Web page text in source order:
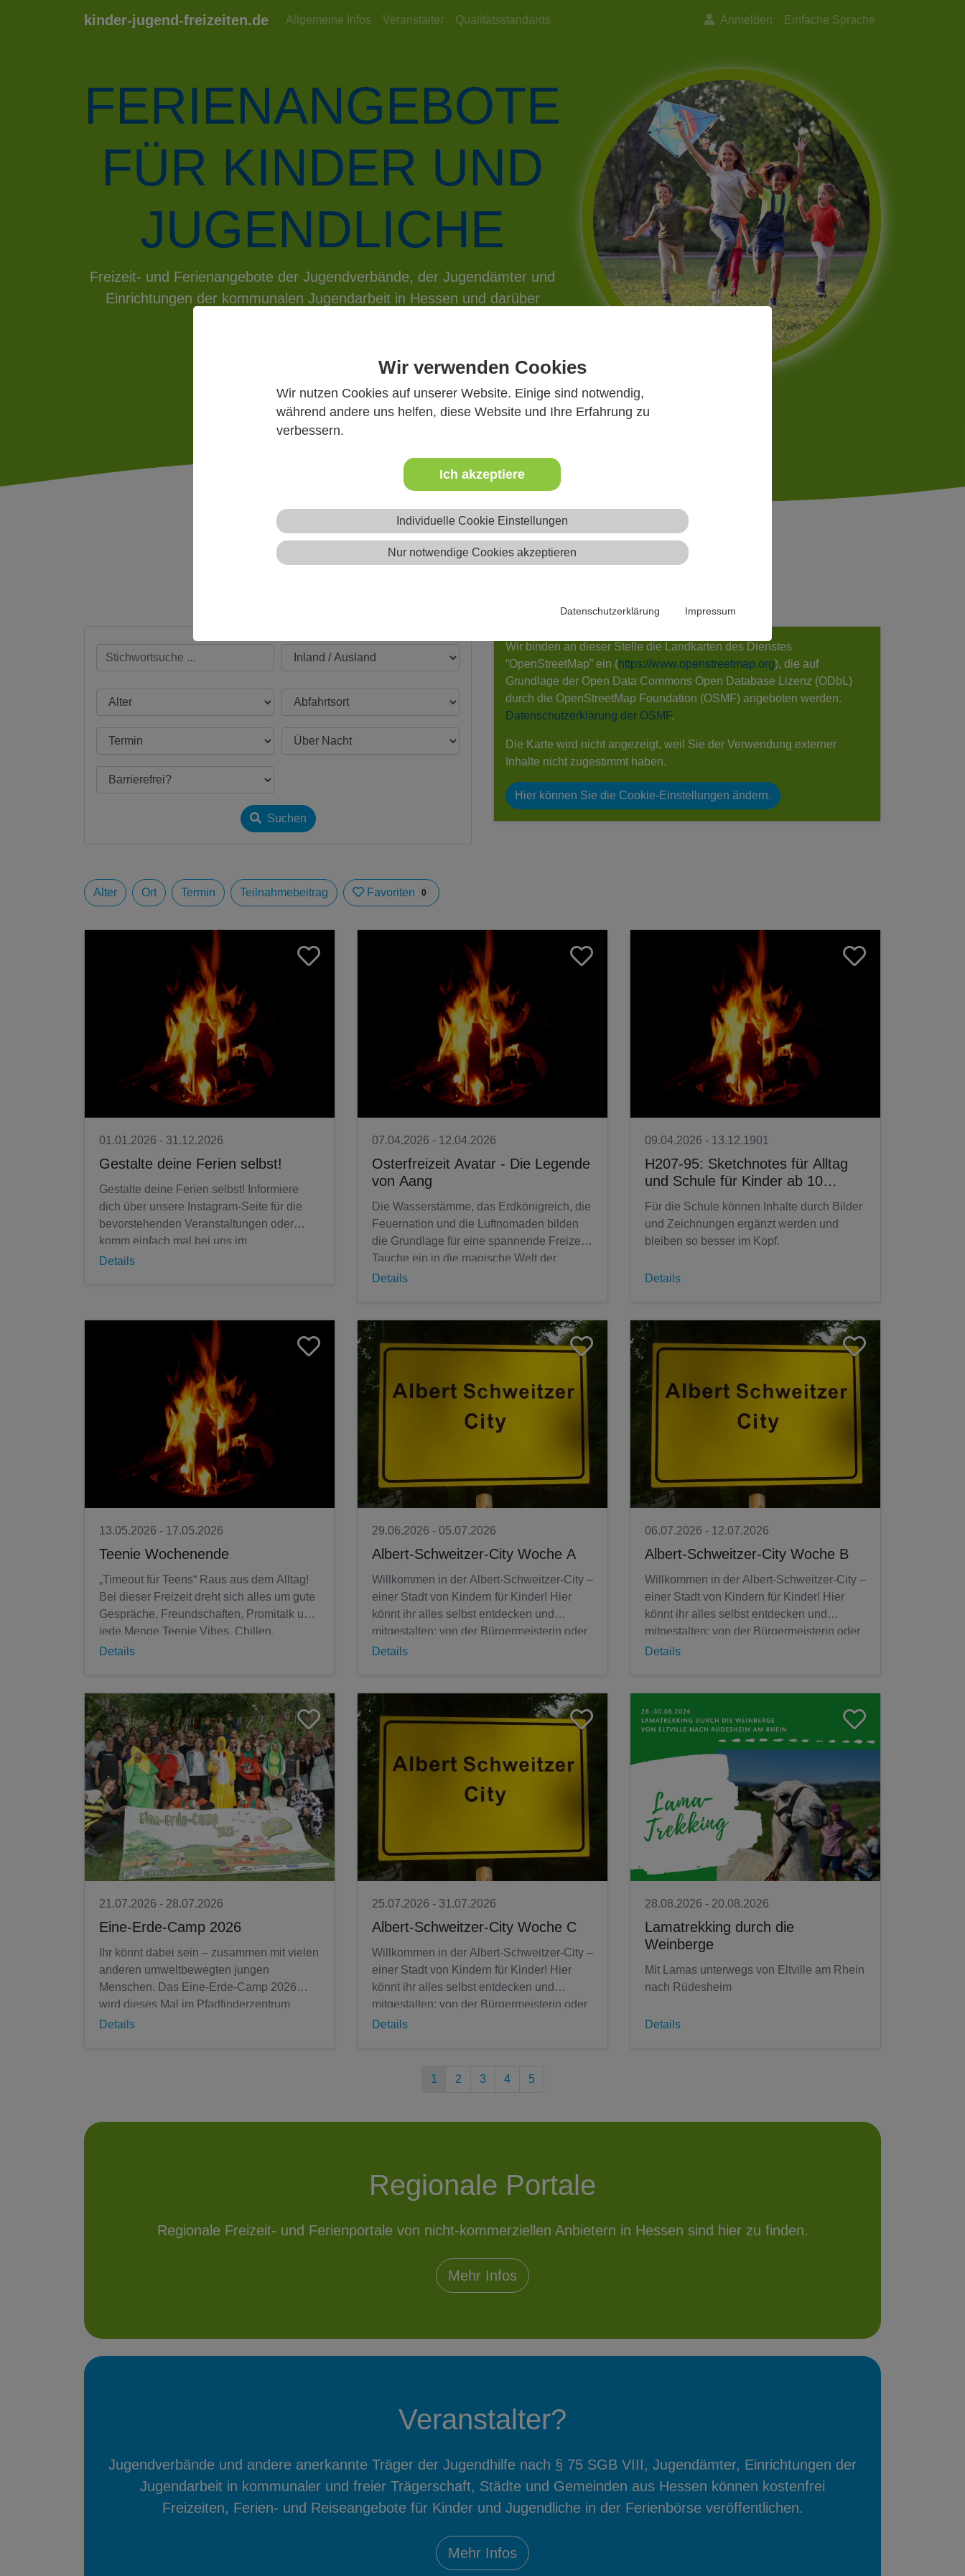
Wir verwenden Cookies
Wir nutzen Cookies auf unserer Website. Einige sind notwendig,
während andere uns helfen, diese Website und Ihre Erfahrung zu
verbessern.
Ich akzeptiere
Individuelle Cookie Einstellungen
Nur notwendige Cookies akzeptieren
Datenschutzerklärung Impressum
kinder-jugend-freizeiten.de Allgemeine Infos Veranstalter Qualitätsstandards Anmelden Einfache Sprache
FERIENANGEBOTE
FÜR KINDER UND
JUGENDLICHE
Freizeit- und Ferienangebote der Jugendverbände, der Jugendämter und
Einrichtungen der kommunalen Jugendarbeit in Hessen und darüber
Ferienfreizeiten
Suchen
Wir binden an dieser Stelle die Landkarten des Dienstes
“OpenStreetMap” ein (https://www.openstreetmap.org), die auf
Grundlage der Open Data Commons Open Database Lizenz (ODbL)
durch die OpenStreetMap Foundation (OSMF) angeboten werden.
Datenschutzerklärung der OSMF.
Die Karte wird nicht angezeigt, weil Sie der Verwendung externer
Inhalte nicht zugestimmt haben.
Hier können Sie die Cookie-Einstellungen ändern.
Alter Ort Termin Teilnahmebeitrag Favoriten 0
01.01.2026 - 31.12.2026
Gestalte deine Ferien selbst!
Gestalte deine Ferien selbst! Informiere
dich über unsere Instagram-Seite für die
bevorstehenden Veranstaltungen oder
komm einfach mal bei uns im
Jugendzentrum vorbei. Wir freuen uns auf
Details
07.04.2026 - 12.04.2026
Osterfreizeit Avatar - Die Legende
von Aang
Die Wasserstämme, das Erdkönigreich, die
Feuernation und die Luftnomaden bilden
die Grundlage für eine spannende Freizeit.
Tauche ein in die magische Welt der
Elemente und probiere dich aus. Lerne,...
Details
09.04.2026 - 13.12.1901
H207-95: Sketchnotes für Alltag
und Schule für Kinder ab 10
Jahren (junge vhs)
Für die Schule können Inhalte durch Bilder
und Zeichnungen ergänzt werden und
bleiben so besser im Kopf.
Details
13.05.2026 - 17.05.2026
Teenie Wochenende
„Timeout für Teens“ Raus aus dem Alltag!
Bei dieser Freizeit dreht sich alles um gute
Gespräche, Freundschaften, Promitalk und
jede Menge Teenie Vibes. Chillen,
quatschen, lachen und mit...
Details
29.06.2026 - 05.07.2026
Albert-Schweitzer-City Woche A
Willkommen in der Albert-Schweitzer-City –
einer Stadt von Kindern für Kinder! Hier
könnt ihr alles selbst entdecken und
mitgestalten: von der Bürgermeisterin oder
dem Bürgermeister über Gesetze und...
Details
06.07.2026 - 12.07.2026
Albert-Schweitzer-City Woche B
Willkommen in der Albert-Schweitzer-City –
einer Stadt von Kindern für Kinder! Hier
könnt ihr alles selbst entdecken und
mitgestalten: von der Bürgermeisterin oder
dem Bürgermeister über Gesetze und...
Details
21.07.2026 - 28.07.2026
Eine-Erde-Camp 2026
Ihr könnt dabei sein – zusammen mit vielen
anderen umweltbewegten jungen
Menschen. Das Eine-Erde-Camp 2026
wird dieses Mal im Pfadfinderzentrum
Lilienwald in Petterweil stattfinden. Dich
Details
25.07.2026 - 31.07.2026
Albert-Schweitzer-City Woche C
Willkommen in der Albert-Schweitzer-City –
einer Stadt von Kindern für Kinder! Hier
könnt ihr alles selbst entdecken und
mitgestalten: von der Bürgermeisterin oder
dem Bürgermeister über Gesetze und...
Details
28.08.2026 - 20.08.2026
Lamatrekking durch die
Weinberge
Mit Lamas unterwegs von Eltville am Rhein
nach Rüdesheim
Details
1 2 3 4 5
Regionale Portale
Regionale Freizeit- und Ferienportale von nicht-kommerziellen Anbietern in Hessen sind hier zu finden.
Mehr Infos
Veranstalter?
Jugendverbände und andere anerkannte Träger der Jugendhilfe nach § 75 SGB VIII, Jugendämter, Einrichtungen der
Jugendarbeit in kommunaler und freier Trägerschaft, Städte und Gemeinden aus Hessen können kostenfrei
Freizeiten, Ferien- und Reiseangebote für Kinder und Jugendliche in der Ferienbörse veröffentlichen.
Mehr Infos